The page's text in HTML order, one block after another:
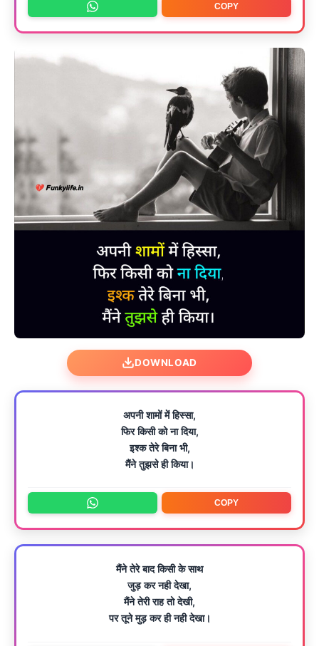
COPY
DOWNLOAD
अपनी शामों में हिस्सा,
फिर किसी को ना दिया,
इश्क तेरे बिना भी,
मैंने तुझसे ही किया।
COPY
मैंने तेरे बाद किसी के साथ
जुड़ कर नही देखा,
मैंने तेरी राह तो देखी,
पर तूने मुड़ कर ही नही देखा।